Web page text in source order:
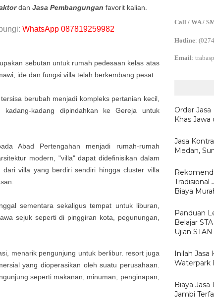
dan Jasa Pembangungan favorit kalian.
WhatsApp 087819259982
sebutan untuk rumah pedesaan kelas atas
ide dan fungsi villa telah berkembang pesat.
berubah menjadi kompleks pertanian kecil,
kadang dipindahkan ke Gereja untuk
Abad Pertengahan menjadi rumah-rumah
modern, "villa" dapat didefinisikan dalam
villa yang berdiri sendiri hingga cluster villa
sementara sekaligus tempat untuk liburan,
sejuk seperti di pinggiran kota, pegunungan,
menarik pengunjung untuk berlibur. resort juga
yang dioperasikan oleh suatu perusahaan.
seperti makanan, minuman, penginapan,
Call / WA /
Hotline:
Email:
Order
Khas
Jasa
Medan,
Tradisional
Biaya
Panduan
Belajar
Ujian
Inilah
Waterpark
Biaya
Jambi